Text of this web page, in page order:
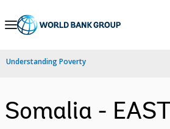
Skip
Navigation
Understanding Poverty
Somalia -